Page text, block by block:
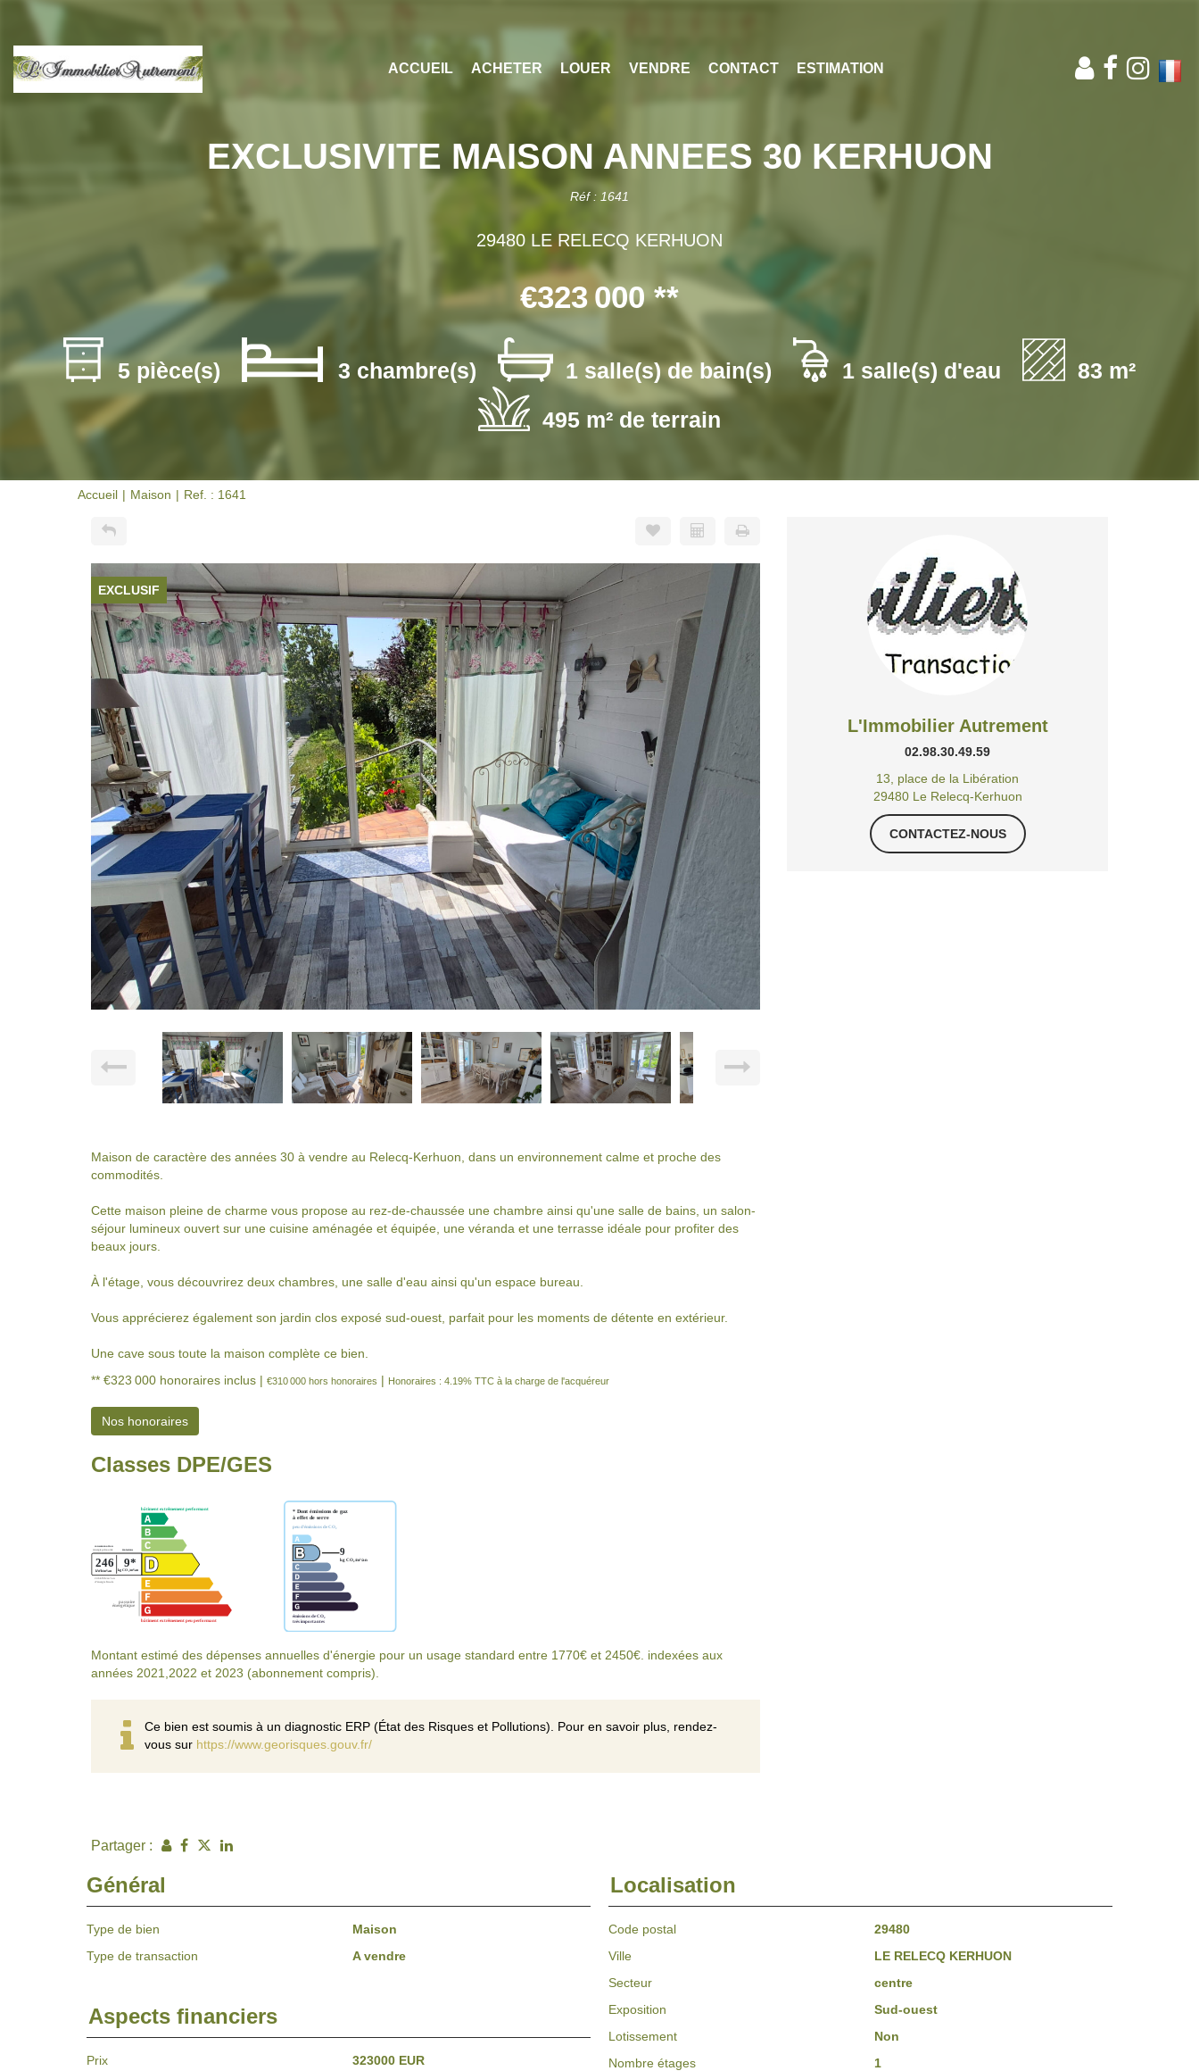
ACCUEIL ACHETER LOUER VENDRE CONTACT ESTIMATION
EXCLUSIVITE MAISON ANNEES 30 KERHUON
Réf : 1641
29480 LE RELECQ KERHUON
€323 000 **
5 pièce(s) 3 chambre(s) 1 salle(s) de bain(s) 1 salle(s) d'eau
83 m²
495 m² de terrain
Accueil Maison Ref. : 1641
EXCLUSIF
Maison de caractère des années 30 à vendre au Relecq-Kerhuon, dans un environnement calme et proche des
commodités.
Cette maison pleine de charme vous propose au rez-de-chaussée une chambre ainsi qu'une salle de bains, un salon-
séjour lumineux ouvert sur une cuisine aménagée et équipée, une véranda et une terrasse idéale pour profiter des
beaux jours.
À l'étage, vous découvrirez deux chambres, une salle d'eau ainsi qu'un espace bureau.
Vous apprécierez également son jardin clos exposé sud-ouest, parfait pour les moments de détente en extérieur.
Une cave sous toute la maison complète ce bien.
** €323 000 honoraires inclus | €310 000 hors honoraires | Honoraires : 4.19% TTC à la charge de l'acquéreur
Nos honoraires
Classes DPE/GES
Montant estimé des dépenses annuelles d'énergie pour un usage standard entre 1770€ et 2450€. indexées aux
années 2021,2022 et 2023 (abonnement compris).
Ce bien est soumis à un diagnostic ERP (État des Risques et Pollutions). Pour en savoir plus, rendez-
vous sur https://www.georisques.gouv.fr/
Partager :
L'Immobilier Autrement
02.98.30.49.59
13, place de la Libération
29480 Le Relecq-Kerhuon
CONTACTEZ-NOUS
Général
Type de bien
Maison
Type de transaction
A vendre
Localisation
Code postal
29480
Ville
LE RELECQ KERHUON
Secteur
centre
Exposition
Sud-ouest
Lotissement
Non
Nombre étages
1
Aspects financiers
Prix
323000 EUR